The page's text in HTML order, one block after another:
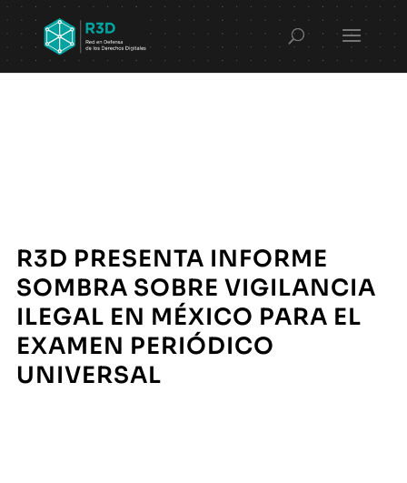
R3D PRESENTA INFORME
SOMBRA SOBRE VIGILANCIA
ILEGAL EN MÉXICO PARA EL
EXAMEN PERIÓDICO
UNIVERSAL